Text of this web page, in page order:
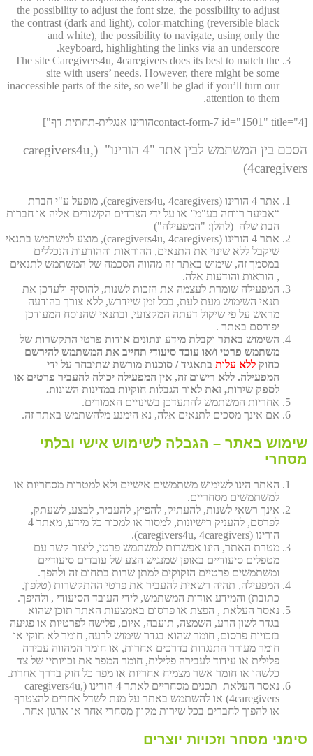
the possibility to adjust the font size, the possibility to adjust
the contrast (dark and light), color-matching (reversible black
and white), the possibility to navigate, using only the
keyboard, highlighting the links via an underscore.
The site Caregivers4u, 4caregivers does its best to match the
site with users’ needs. However, there might be some
inaccessible parts of the site, so we’ll be glad if you’ll turn our
attention to them.
[contact-form-7 id="1501" title="4הורינו אנגלית-תחתית דף"]
הסכם בין המשתמש לבין אתר "4 הורינו" (caregivers4u,
4caregivers)
אתר 4 הורינו (caregivers4u, 4caregivers), מופעל ע"י חברת
“אביעד רווחה בע"מ” או על ידי הצדדים הקשורים אליה או חברות
הבת שלה (להלן: "המפעילה")
אתר 4 הורינו (caregivers4u, 4caregivers), מוצע למשתמש בתנאי
שיקבל ללא שינוי את התנאים, ההוראות וההודעות הנכללים
במסמך זה, שימוש באתר זה מהווה הסכמה של המשתמש לתנאים
, הוראות והודעות אלה.
המפעילה שומרת לעצמה את הזכות לשנות, להוסיף ולעדכן את
תנאי השימוש מעת לעת, בכל זמן שיידרש, ללא צורך בהודעה
מראש על פי שיקול דעתה המקצועי, ובתנאי שהנוסח המעודכן
יפורסם באתר .
השימוש באתר וקבלת מידע ונתונים אודות פרטי התקשרות של
משתמש פרטי ו/או עובד סיעודי תחייב את המשתמש להירשם
כחוק ללא עלות בתאגיד / סוכנות מורשת שתיבחר על ידי
המפעילה. ללא רישום זה, אין המפעילה יכולה להעביר פרטים או
לספק שירות, זאת לאור הגבלות חוקיות במדינות השונות.
אחריות המשתמש להתעדכן בשינויים האמורים.
אם אינך מסכים לתנאים אלה, נא הימנע מלהשתמש באתר זה.
שימוש באתר – הגבלה לשימוש אישי ובלתי
מסחרי
האתר הינו לשימוש משתמשים אישיים ולא למטרות מסחריות או
למשתמשים מסחריים.
אינך רשאי לשנות, להעתיק, להפיץ, להעביר, לבצע, לשעתק,
לפרסם, להעניק רישיונות, למסור או למכור כל מידע, מאתר 4
הורינו (caregivers4u, 4caregivers).
מטרת האתר, הינו אפשרות למשתמש פרטי, ליצור קשר עם
מטפלים סיעודיים באופן שמנגיש הצע של עובדים סיעודיים
ומשתמשים פרטיים הזקוקים למתן שרות בתחום זה ולהפך.
המפעילה, תהיה רשאית להעביר את פרטי ההתקשרות (טלפון,
כתובת) והמידע אודות המשתמש, לידי העובד הסיעודי , ולהיפך.
נאסר העלאת , הפצת או פרסום באמצעות האתר תוכן שהוא
בגדר לשון הרע, השמצה, תועבה, איום, פלישה לפרטיות או פגיעה
בזכויות פרסום, חומר שהוא בגדר שימוש לרעה, חומר לא חוקי או
חומר מעורר התנגדות בדרכים אחרות, או חומר המהווה עבירה
פלילית או עידוד לעבירה פלילית, חומר המפר את זכויותיו של צד
כלשהו או חומר אשר מצמיח אחריות או מפר כל חוק בדרך אחרת.
נאסר העלאת תכנים מסחריים לאתר 4 הורינו (caregivers4u,
4caregivers) או להשתמש באתר על מנת לשדל אחרים להצטרף
או להפוך לחברים בכל שירות מקוון מסחרי אחר או ארגון אחר.
סימני מסחר וזכויות יוצרים